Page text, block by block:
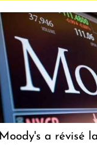
Moody's a révisé